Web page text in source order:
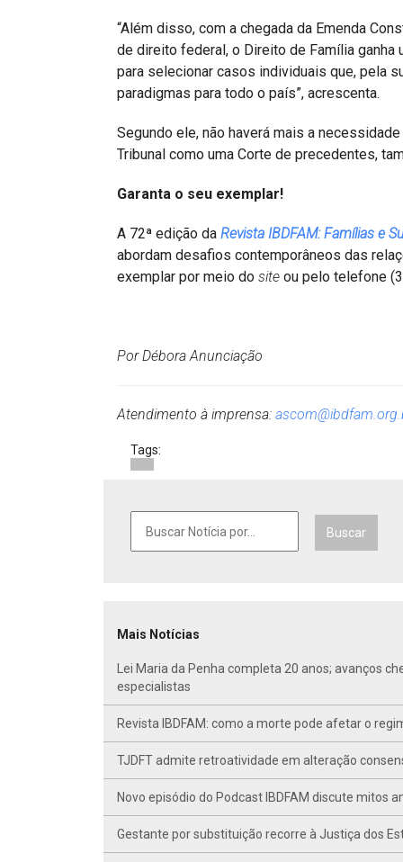
“Além disso, com a chegada da Emenda
de direito federal, o Direito de Família
para selecionar casos individuais que, pela
paradigmas para todo o país”, acrescenta.
Segundo ele, não haverá mais a
Tribunal como uma Corte de precedentes,
Garanta o seu exemplar!
A 72ª edição da Revista IBDFAM: Famílias e
abordam desafios contemporâneos das
exemplar por meio do site ou pelo telefone
Por Débora Anunciação
Atendimento à imprensa:
Tags:
Buscar
Mais Notícias
Lei Maria da Penha completa 20 anos; avanços
especialistas
Revista IBDFAM: como a morte pode afetar o
TJDFT admite retroatividade em alteração
Novo episódio do Podcast IBDFAM discute mitos
Gestante por substituição recorre à Justiça dos